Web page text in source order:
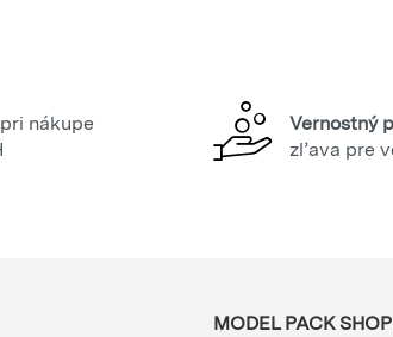
nákupe
Vernostný
zľava pre
MODEL PACK